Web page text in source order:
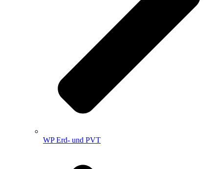
WP Erd- und PVT